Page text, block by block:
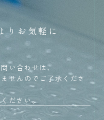
りお気軽に
い合わせは、
せんのでご了承くださ
ださい。